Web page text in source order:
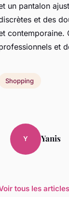
un pantalon
et des
contemporaine.
et
Shopping
Y Yanis
tous les